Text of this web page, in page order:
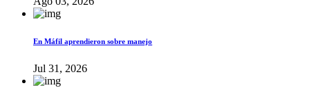
En Máfil aprendieron sobre manejo
Jul 31, 2026